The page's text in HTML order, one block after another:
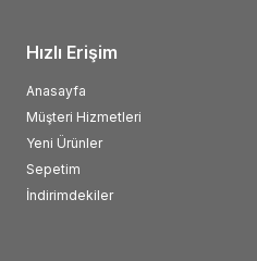
Hızlı Erişim
Anasayfa
Müşteri Hizmetleri
Yeni Ürünler
Sepetim
İndirimdekiler